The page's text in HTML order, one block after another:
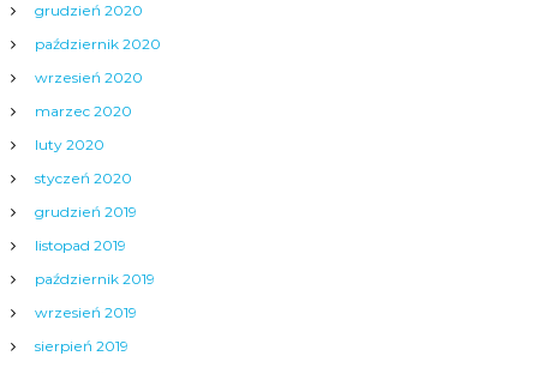
grudzień 2020
październik 2020
wrzesień 2020
marzec 2020
luty 2020
styczeń 2020
grudzień 2019
listopad 2019
październik 2019
wrzesień 2019
sierpień 2019